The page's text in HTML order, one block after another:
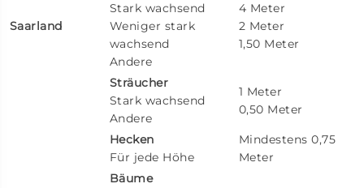
Saarland
Stark wachsend
Weniger stark
wachsend
Andere
4 Meter
2 Meter
1,50 Meter
Sträucher
Stark wachsend
Andere
1 Meter
0,50 Meter
Hecken
Für jede Höhe
Mindestens 0,75
Meter
Bäume